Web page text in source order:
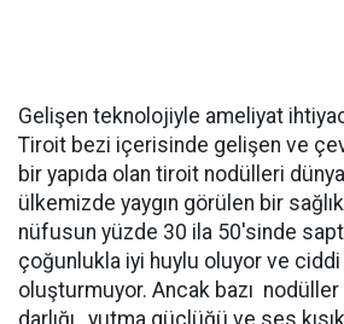
Gelişen teknolojiyle ameliyat
Tiroit bezi içerisinde gelişen ve
bir yapıda olan tiroit nodülleri
ülkemizde yaygın görülen bir
nüfusun yüzde 30 ila 50'sinde
çoğunlukla iyi huylu oluyor ve
oluşturmuyor. Ancak bazı
darlığı, yutma güçlüğü ve ses